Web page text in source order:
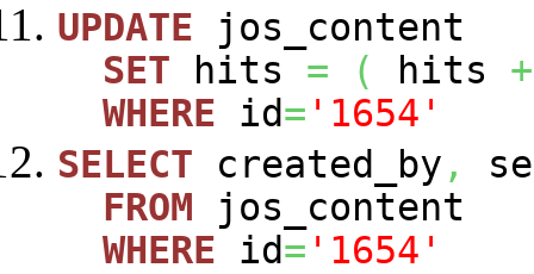
UPDATE jos_content
SET hits = ( hits +
WHERE id= '1654'
SELECT created_by ,
FROM jos_content
WHERE id= '1654'